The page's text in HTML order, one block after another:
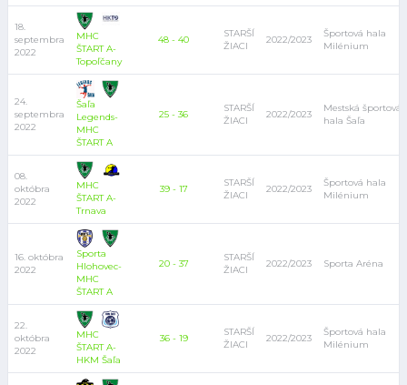
18.
septembra
2022
MHC
ŠTART A-
Topoľčany
48 - 40
STARŠÍ
ŽIACI
2022/2023
Športová hala
Milénium
24.
septembra
2022
Šaľa
Legends-
MHC
ŠTART A
25 - 36
STARŠÍ
ŽIACI
2022/2023
Mestská športová
hala Šaľa
08.
októbra
2022
MHC
ŠTART A-
Trnava
39 - 17
STARŠÍ
ŽIACI
2022/2023
Športová hala
Milénium
16. októbra
2022
Sporta
Hlohovec-
MHC
ŠTART A
20 - 37
STARŠÍ
ŽIACI
2022/2023 Sporta Aréna
22.
októbra
2022
MHC
ŠTART A-
HKM Šaľa
36 - 19
STARŠÍ
ŽIACI
2022/2023
Športová hala
Milénium